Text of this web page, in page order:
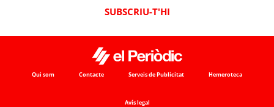
SUBSCRIU-T'HI
Qui som Contacte Serveis de Publicitat Hemeroteca
Avís legal